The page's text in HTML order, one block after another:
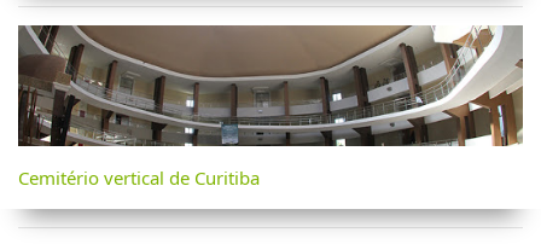
Cemitério vertical de Curitiba